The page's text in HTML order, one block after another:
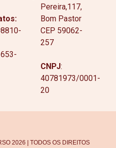
Pereira,117,
Bom Pastor
CEP 59062-
257
CNPJ:
40781973/0001-
20
2026 | TODOS OS DIREITOS